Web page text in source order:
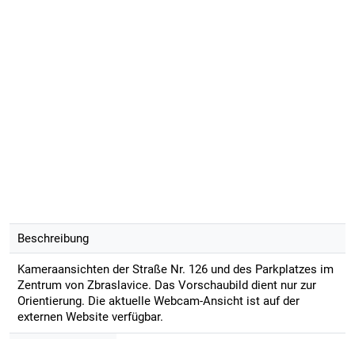
Beschreibung
Kameraansichten der Straße Nr. 126 und des Parkplatzes im
Zentrum von Zbraslavice. Das Vorschaubild dient nur zur
Orientierung. Die aktuelle Webcam-Ansicht ist auf der
externen Website verfügbar.